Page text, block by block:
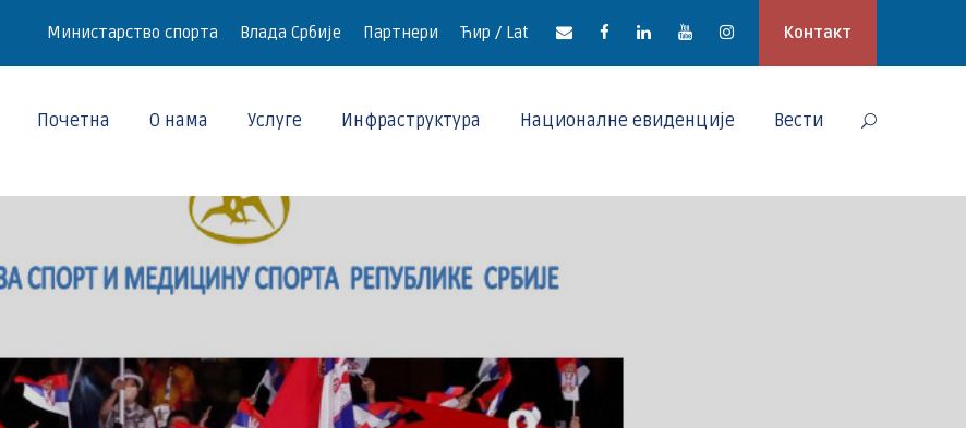
Министарство спорта Влада Србије Партнери Ћир / Lat Контакт
Почетна О нама Услуге Инфраструктура Националне евиденције Вести